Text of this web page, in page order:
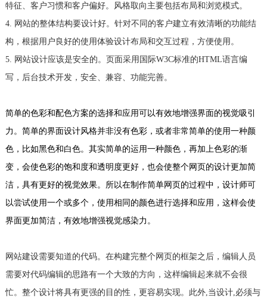
特征、客户习惯和客户偏好。风格取向主要包括布局和浏览模式。
4. 网站的整体结构要设计好。针对不同的客户建立有效清晰的功能结
构，根据用户良好的使用体验设计布局和交互过程，方便使用。
5. 网站设计应该是安全的。页面采用国际W3C标准的HTML语言编
写，后台技术开发，安全、兼容、功能完善。
简单的色彩和配色方案的选择和应用可以有效地增强界面的视觉吸引
力。简单的界面设计风格并非没有色彩，或者非常简单的使用一种颜
色，比如黑色和白色。其实简单的运用一种颜色，再加上色彩的渐
变，会使色彩的饱和度和透明度更好，也会使整个网页的设计更加简
洁，具有更好的视觉效果。所以在制作简单网页的过程中，设计师可
以尝试使用一个或多个，使用相同的颜色进行选择和应用，这样会使
界面更加简洁，有效地增强视觉感染力。
网站建设需要知道的代码。在构建完整个网页的框架之后，编辑人员
需要对代码编辑的思路有一个大致的方向，这样编辑起来就不会很
忙。整个设计将具有更强的目的性，更容易实现。此外,当设计,必须与